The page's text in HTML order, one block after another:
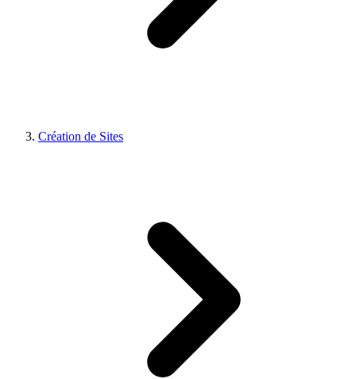
Création de Sites